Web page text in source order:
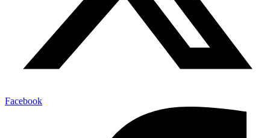
Facebook